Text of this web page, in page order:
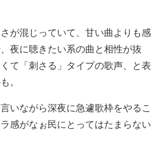
が混じっていて、甘い曲よりも感
夜に聴きたい系の曲と相性が抜
て「刺さる」タイプの歌声、と表
。
いながら深夜に急遽歌枠をやるこ
感がなぉ民にとってはたまらない